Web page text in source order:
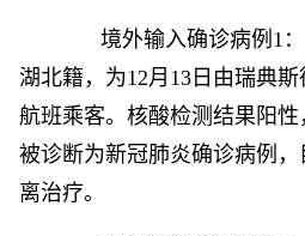
境外输入确诊病例1：
湖北籍，为12月13日由瑞典
航班乘客。核酸检测结果阳性
被诊断为新冠肺炎确诊病例
离治疗。